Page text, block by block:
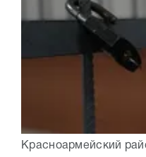
Красноармейский